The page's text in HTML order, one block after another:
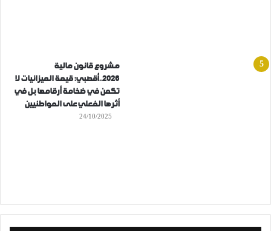
مشروع قانون مالية
2026..أقصبي: قيمة الميزانيات لا
تكمن في ضخامة أرقامها بل في
أثرها الفعلي على المواطنيين
24/10/2025